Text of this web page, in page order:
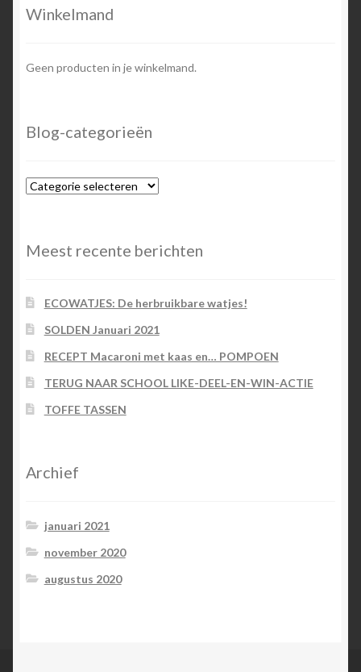
Winkelmand
Geen producten in je winkelmand.
Blog-categorieën
Blog-
Meest recente berichten
ECOWATJES: De herbruikbare watjes!
SOLDEN Januari 2021
RECEPT Macaroni met kaas en… POMPOEN
TERUG NAAR SCHOOL LIKE-DEEL-EN-WIN-ACTIE
TOFFE TASSEN
Archief
januari 2021
november 2020
augustus 2020